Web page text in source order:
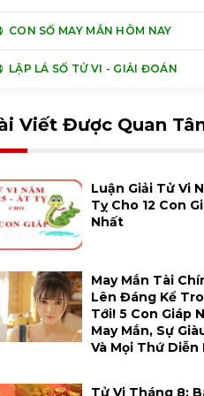
CON SỐ MAY MẮN HÔM NAY
LẬP LÁ SỐ TỬ VI - GIẢI ĐOÁN
Viết Được Quan
Luận Giải Tử Vi
Tỵ Cho 12 Con
Nhất
May Mắn Tài
Lên Đáng Kể
Tới! 5 Con Giáp
May Mắn, Sự
Và Mọi Thứ Diễn
Tử Vi Tháng 8: